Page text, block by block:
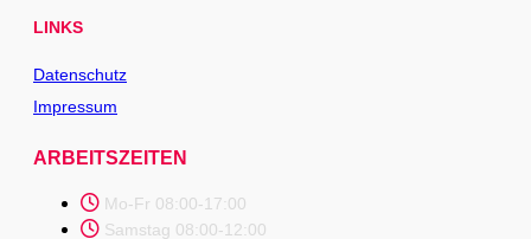
LINKS
Datenschutz
Impressum
ARBEITSZEITEN
Mo-Fr 08:00-17:00
Samstag 08:00-12:00